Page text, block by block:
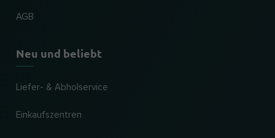
AGB
Neu und beliebt
Liefer- & Abholservice
Einkaufszentren